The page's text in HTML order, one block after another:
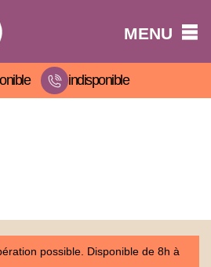
MENU
indisponible
possible. Disponible de 8h à